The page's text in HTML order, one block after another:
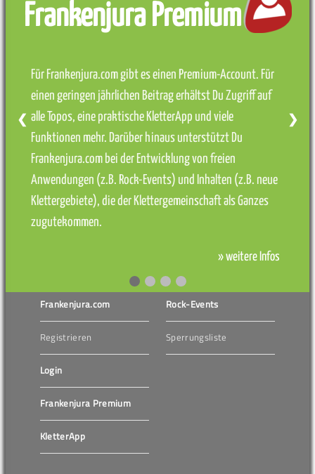
Frankenjura Premium
Für Frankenjura.com gibt es einen Premium-Account. Für
einen geringen jährlichen Beitrag erhältst Du Zugriff auf
alle Topos, eine praktische KletterApp und viele
Funktionen mehr. Darüber hinaus unterstützt Du
Frankenjura.com bei der Entwicklung von freien
Anwendungen (z.B. Rock-Events) und Inhalten (z.B. neue
Klettergebiete), die der Klettergemeinschaft als Ganzes
zugutekommen.
» weitere Infos
❮ ❯
Frankenjura.com
Registrieren
Login
Frankenjura Premium
KletterApp
Rock-Events
Sperrungsliste